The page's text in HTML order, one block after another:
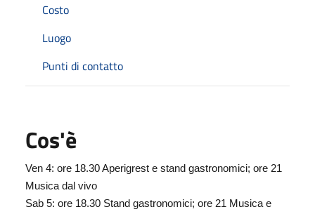
Costo
Luogo
Punti di contatto
Cos'è
Ven 4: ore 18.30 Aperigrest e stand gastronomici; ore 21
Musica dal vivo
Sab 5: ore 18.30 Stand gastronomici; ore 21 Musica e